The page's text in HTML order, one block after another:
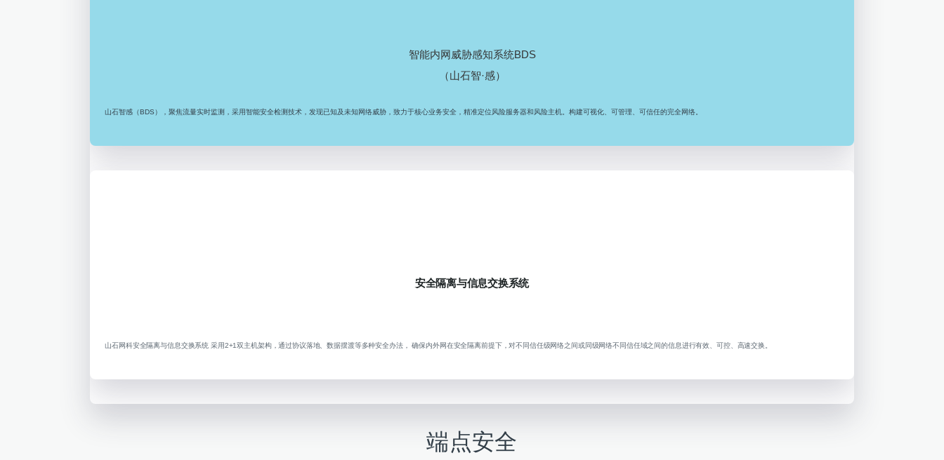
智能内网威胁感知系统BDS
（山石智·感）
山石智感（BDS），聚焦流量实时监测，采用智能安全检测技术，发现已知及未知网络威胁，致力于核心业务安全，精准定位风险服务器和风险主机。构建可视化、可管理、可信任的完全网络。
安全隔离与信息交换系统
山石网科安全隔离与信息交换系统 采用2+1双主机架构，通过协议落地、数据摆渡等多种安全办法， 确保内外网在安全隔离前提下，对不同信任级网络之间或同级网络不同信任域之间的信息进行有效、可控、高速交换。
端点安全